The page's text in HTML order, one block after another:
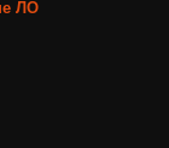
ЛО